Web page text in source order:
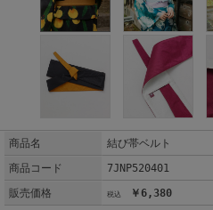
商品名
結び帯ベルト
商品コード
7JNP520401
販売価格
￥6,380